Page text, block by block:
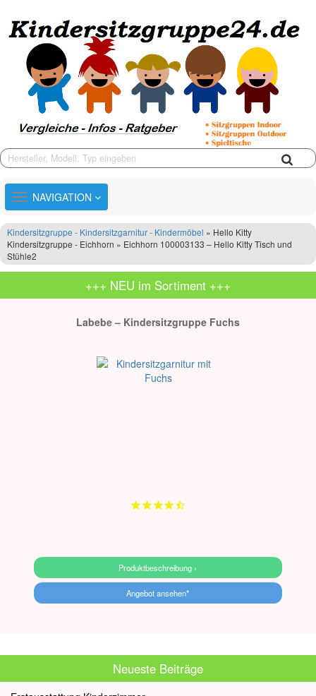
TOGGLE
NAVIGATION
NAVIGATION
Kindersitzgruppe - Kindersitzgarnitur - Kindermöbel » Hello Kitty
Kindersitzgruppe - Eichhorn » Eichhorn 100003133 – Hello Kitty Tisch und
Stühle2
+++ NEU im Sortiment +++
Labebe – Kindersitzgruppe Fuchs
Produktbeschreibung ›
Angebot ansehen*
Neueste Beiträge